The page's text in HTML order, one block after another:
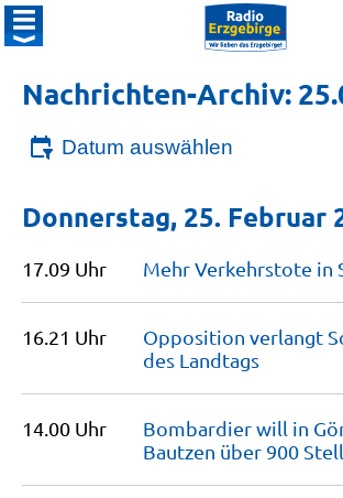
Nachrichten-Archiv:
Datum auswählen
Donnerstag, 25. Februar
17.09 Uhr Mehr Verkehrstote in
16.21 Uhr
Opposition verlangt
des Landtags
14.00 Uhr
Bombardier will in
Bautzen über 900